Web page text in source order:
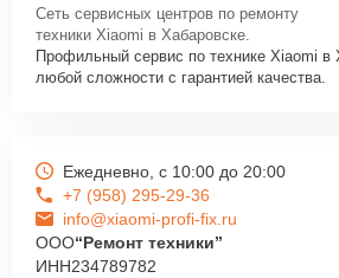
Сеть сервисных центров по ремонту
техники Xiaomi в Хабаровске.
Профильный сервис по технике Xiaomi в
любой сложности с гарантией качества.
Ежедневно, с 10:00 до 20:00
+7 (958) 295-29-36
info@xiaomi-profi-fix.ru
ООО“Ремонт техники”
ИНН234789782